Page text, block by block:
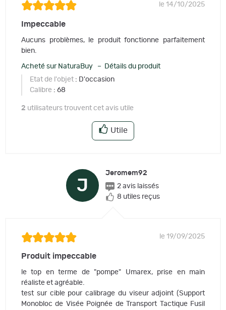
le 14/10/2025
Impeccable
Aucuns problèmes, le produit fonctionne parfaitement
bien.
Acheté sur NaturaBuy – Détails du produit
Etat de l'objet : D'occasion
Calibre : 68
2 utilisateurs trouvent cet avis utile
Utile
J
Jeromem92
2 avis laissés
8 utiles reçus
le 19/09/2025
Produit impeccable
le top en terme de "pompe" Umarex, prise en main
réaliste et agréable.
test sur cible pour calibrage du viseur adjoint (Support
Monobloc de Visée Poignée de Transport Tactique Fusil